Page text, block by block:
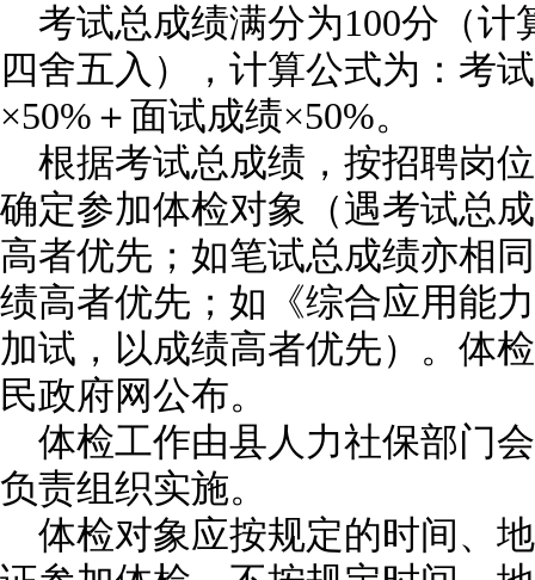
考试总成绩满分为100分（
四舍五入），计算公式为：考
×50%＋面试成绩×50%。
根据考试总成绩，按招聘岗
确定参加体检对象（遇考试总
高者优先；如笔试总成绩亦相
绩高者优先；如《综合应用能
加试，以成绩高者优先）。体
民政府网公布。
体检工作由县人力社保部门
负责组织实施。
体检对象应按规定的时间、